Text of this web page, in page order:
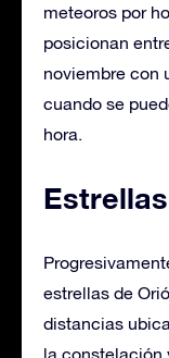
meteoros por
posicionan
noviembre con
cuando se
hora.
estrellas de
distancias
la constelación